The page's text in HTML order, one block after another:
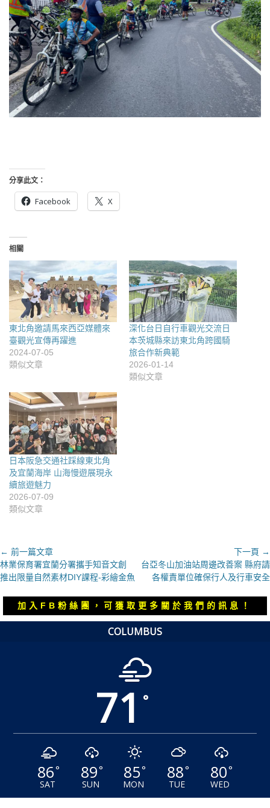
分享此文：
Facebook X
相關
東北角邀請馬來西亞媒體來
臺觀光宣傳再躍進
2024-07-05
類似文章
深化台日自行車觀光交流日
本茨城縣來訪東北角跨國騎
旅合作新典範
2026-01-14
類似文章
日本阪急交通社踩線東北角
及宜蘭海岸 山海慢遊展現永
續旅遊魅力
2026-07-09
類似文章
文
章
導
覽
← 前一篇文章
上
一
章：
林業保育署宜蘭分署攜手知音文創
推出限量自然素材DIY課程-彩繪金魚
下一頁 →
下
文
章：
台亞冬山加油站周邊改善案 縣府請
各權責單位確保行人及行車安全
加入FB粉絲團，可獲取更多關於我們的訊息！
COLUMBUS
71 °
86°
SAT
89°
SUN
85°
MON
88°
TUE
80°
WED